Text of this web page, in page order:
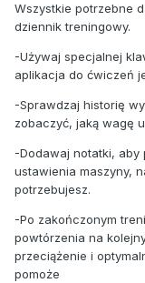
Wszystkie potrzebne
dziennik treningowy.
-Używaj specjalnej
aplikacja do ćwiczeń
-Sprawdzaj historię
zobaczyć, jaką wagę
-Dodawaj notatki, aby
ustawienia maszyny,
potrzebujesz.
-Po zakończonym
powtórzenia na
przeciążenie i
pomoże